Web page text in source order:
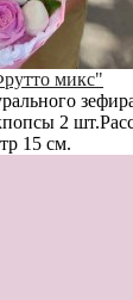
микс"
2
15 см.